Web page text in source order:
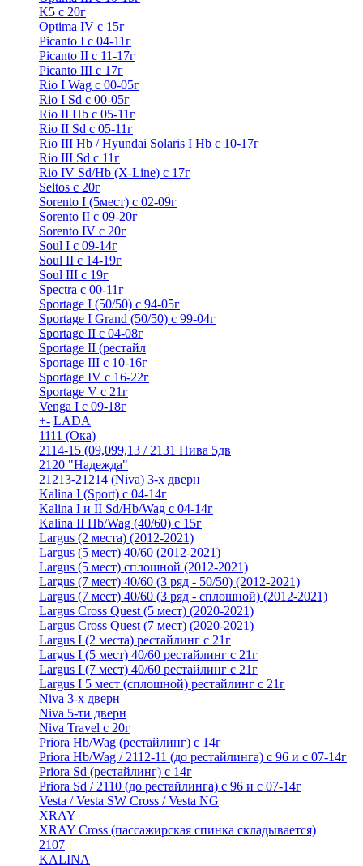
K5 с 20г
Optima IV с 15г
Picanto I с 04-11г
Picanto II c 11-17г
Picanto III c 17г
Rio I Wag c 00-05г
Rio I Sd с 00-05г
Rio II Hb с 05-11г
Rio II Sd с 05-11г
Rio III Hb / Hyundai Solaris I Hb с 10-17г
Rio III Sd c 11г
Rio IV Sd/Hb (X-Line) с 17г
Seltos с 20г
Sorento I (5мест) с 02-09г
Sorento II c 09-20г
Sorento IV с 20г
Soul I с 09-14г
Soul II с 14-19г
Soul III с 19г
Spectra с 00-11г
Sportage I (50/50) с 94-05г
Sportage I Grand (50/50) с 99-04г
Sportage II c 04-08г
Sportage II (рестайл
Sportage III c 10-16г
Sportage IV с 16-22г
Sportage V с 21г
Venga I c 09-18г
+- LADA
1111 (Ока)
2114-15 (09,099,13 / 2131 Нива 5дв
2120 "Надежда"
21213-21214 (Niva) 3-х дверн
Kalina I (Sport) с 04-14г
Kalina I и II Sd/Hb/Wag с 04-14г
Kalina II Hb/Wag (40/60) с 15г
Largus (2 места) (2012-2021)
Largus (5 мест) 40/60 (2012-2021)
Largus (5 мест) сплошной (2012-2021)
Largus (7 мест) 40/60 (3 ряд - 50/50) (2012-2021)
Largus (7 мест) 40/60 (3 ряд - сплошной) (2012-2021)
Largus Cross Quest (5 мест) (2020-2021)
Largus Cross Quest (7 мест) (2020-2021)
Largus I (2 места) рестайлинг с 21г
Largus I (5 мест) 40/60 рестайлинг с 21г
Largus I (7 мест) 40/60 рестайлинг с 21г
Largus I 5 мест (сплошной) рестайлинг с 21г
Niva 3-х дверн
Niva 5-ти дверн
Niva Travel с 20г
Priora Hb/Wag (рестайлинг) с 14г
Priora Hb/Wag / 2112-11 (до рестайлинга) с 96 и с 07-14г
Priora Sd (рестайлинг) c 14г
Priora Sd / 2110 (до рестайлинга) с 96 и с 07-14г
Vesta / Vesta SW Cross / Vesta NG
XRAY
XRAY Cross (пассажирская спинка складывается)
2107
KALINA